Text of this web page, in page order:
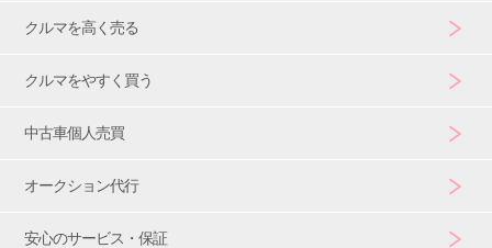
クルマを高く売る
クルマをやすく買う
中古車個人売買
オークション代行
安心のサービス・保証